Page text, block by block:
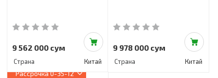
9 562 000 сум
Страна Китай
9 978 000 сум
Страна Китай
Рассрочка0-35-12